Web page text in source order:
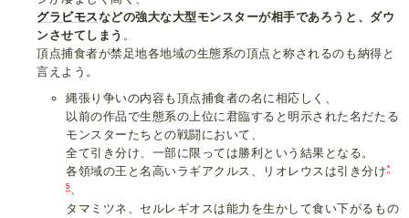
グラビモスなどの強大な大型モンスターが相手であろうと、ダウ
ンさせてしまう 。
頂点捕食者が禁足地各地域の生態系の頂点と称されるのも納得と
言えよう。
縄張り争いの内容も頂点捕食者の名に相応しく、
以前の作品で生態系の上位に君臨すると明示された名だたる
モンスターたちとの戦闘において、
全て引き分け、一部に限っては勝利という結果となる。
各領域の王と名高いラギアクルス、リオレウスは引き分け*
5、
タマミツネ、セルレギオスは能力を生かして食い下がるもの